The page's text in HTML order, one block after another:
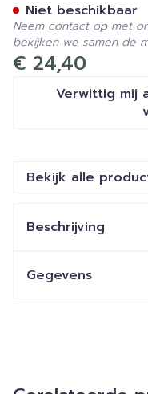
€ 24,40
Verwittig mij
Niet beschikbaar
Neem contact op met
bekijken we samen de
Bekijk alle
Beschrijving
Gegevens